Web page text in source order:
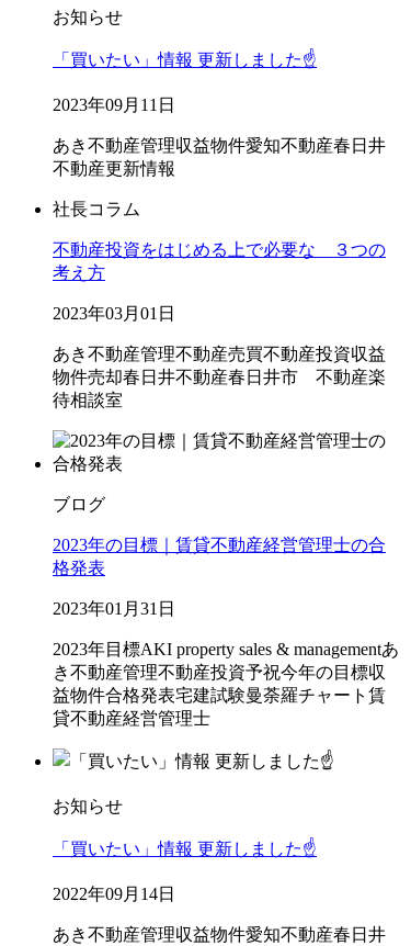
お知らせ
「買いたい」情報 更新しました☝️
2023年09月11日
あき不動産管理収益物件愛知不動産春日井
不動産更新情報
社長コラム
不動産投資をはじめる上で必要な ３つの
考え方
2023年03月01日
あき不動産管理不動産売買不動産投資収益
物件売却春日井不動産春日井市 不動産楽
待相談室
ブログ
2023年の目標｜賃貸不動産経営管理士の合
格発表
2023年01月31日
2023年目標AKI property sales & managementあ
き不動産管理不動産投資予祝今年の目標収
益物件合格発表宅建試験曼荼羅チャート 賃
貸不動産経営管理士
お知らせ
「買いたい」情報 更新しました☝️
2022年09月14日
あき不動産管理収益物件愛知不動産春日井